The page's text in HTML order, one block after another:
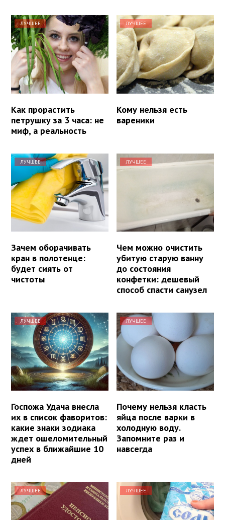
ЛУЧШЕЕ
Как прорастить
петрушку за 3 часа: не
миф, а реальность
ЛУЧШЕЕ
Кому нельзя есть
вареники
ЛУЧШЕЕ
Зачем оборачивать
кран в полотенце:
будет сиять от
чистоты
ЛУЧШЕЕ
Чем можно очистить
убитую старую ванну
до состояния
конфетки: дешевый
способ спасти санузел
ЛУЧШЕЕ
Госпожа Удача внесла
их в список фаворитов:
какие знаки зодиака
ждет ошеломительный
успех в ближайшие 10
дней
ЛУЧШЕЕ
Почему нельзя класть
яйца после варки в
холодную воду.
Запомните раз и
навсегда
ЛУЧШЕЕ ЛУЧШЕЕ